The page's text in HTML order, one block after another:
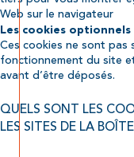
Web sur le navigateur
Les cookies optionnels
Ces cookies ne sont pas
fonctionnement du site
avant d’être déposés.
QUELS SONT LES
LES SITES DE LA